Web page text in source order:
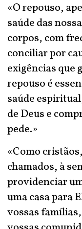
«O repouso,
saúde das
corpos, com
conciliar por
exigências que
repouso é
saúde
de Deus e
pede.»
«Como
chamados, à
providenciar
uma casa para
vossas